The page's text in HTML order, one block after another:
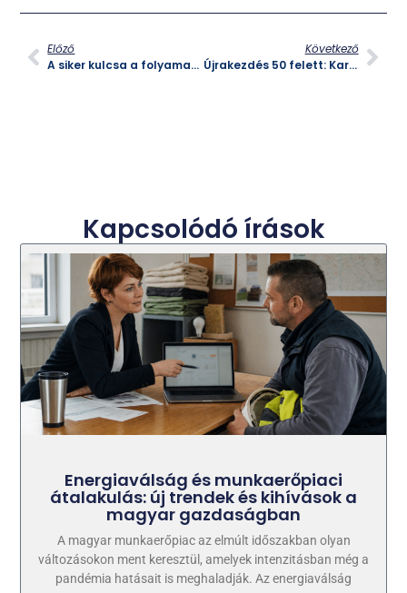
Előző
A siker kulcsa a folyamatos fejlődés
Következő
Újrakezdés 50 felett: Karrierlehetőségek tapasztalt szakembereknek
Kapcsolódó írások
Energiaválság és munkaerőpiaci
átalakulás: új trendek és kihívások a
magyar gazdaságban
A magyar munkaerőpiac az elmúlt időszakban olyan
változásokon ment keresztül, amelyek intenzitásban még a
pandémia hatásait is meghaladják. Az energiaválság